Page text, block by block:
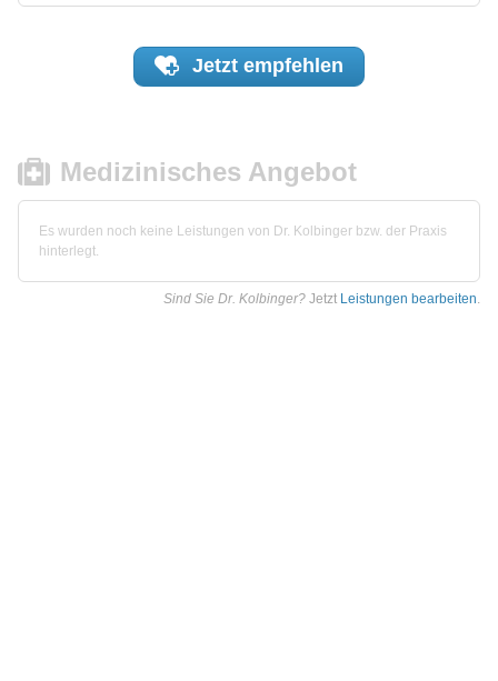
Jetzt empfehlen
Medizinisches Angebot
Es wurden noch keine Leistungen von Dr. Kolbinger bzw. der Praxis
hinterlegt.
Sind Sie Dr. Kolbinger? Jetzt Leistungen bearbeiten.